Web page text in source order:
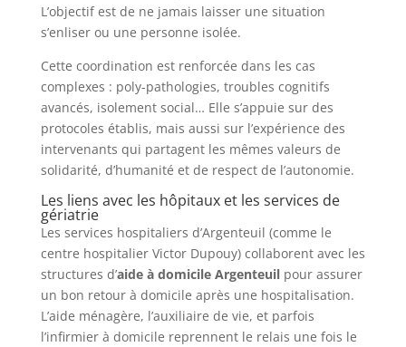
L’objectif est de ne jamais laisser une situation
s’enliser ou une personne isolée.
Cette coordination est renforcée dans les cas
complexes : poly-pathologies, troubles cognitifs
avancés, isolement social… Elle s’appuie sur des
protocoles établis, mais aussi sur l’expérience des
intervenants qui partagent les mêmes valeurs de
solidarité, d’humanité et de respect de l’autonomie.
Les liens avec les hôpitaux et les services de
gériatrie
Les services hospitaliers d’Argenteuil (comme le
centre hospitalier Victor Dupouy) collaborent avec les
structures d’aide à domicile Argenteuilpour assurer
un bon retour à domicile après une hospitalisation.
L’aide ménagère, l’auxiliaire de vie, et parfois
l’infirmier à domicile reprennent le relais une fois le